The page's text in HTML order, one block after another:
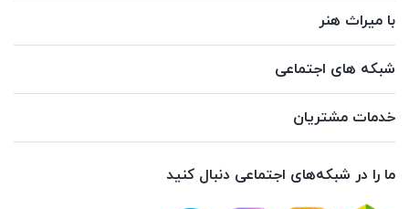
با میراث هنر
شبکه های اجتماعی
خدمات مشتریان
ما را در شبکه‌های اجتماعی دنبال کنید